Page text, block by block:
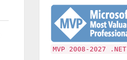
MVP 2008-2027 .NET